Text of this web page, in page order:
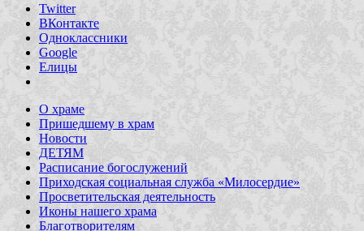
Twitter
ВКонтакте
Одноклассники
Google
Елицы
О храме
Пришедшему в храм
Новости
ДЕТЯМ
Расписание богослужений
Приходская социальная служба «Милосердие»
Просветительская деятельность
Иконы нашего храма
Благотворителям